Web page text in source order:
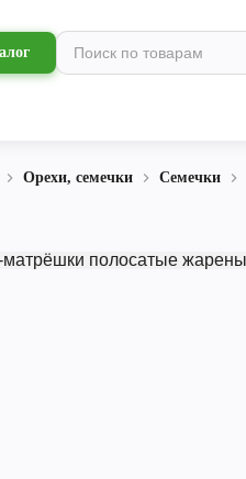
Орехи, семечки Семечки